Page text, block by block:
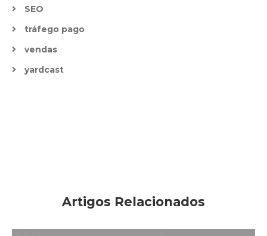
SEO
tráfego pago
vendas
yardcast
Artigos Relacionados